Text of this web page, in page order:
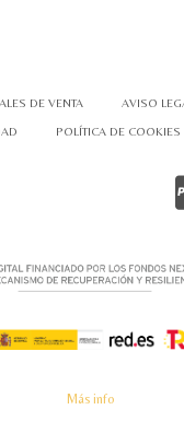
DE VENTA AVISO
POLÍTICA DE COOKIES
Más info